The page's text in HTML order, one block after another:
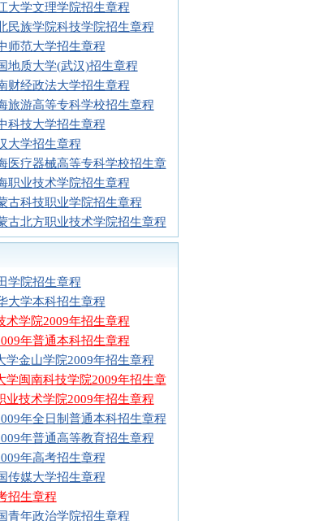
大学文理学院招生章程
民族学院科技学院招生章程
师范大学招生章程
地质大学(武汉)招生章程
财经政法大学招生章程
旅游高等专科学校招生章程
科技大学招生章程
大学招生章程
医疗器械高等专科学校招生章
职业技术学院招生章程
古科技职业学院招生章程
古北方职业技术学院招生章程
学院招生章程
大学本科招生章程
术学院2009年招生章程
年普通本科招生章程
学金山学院2009年招生章程
学闽南科技学院2009年招生章
业技术学院2009年招生章程
年全日制普通本科招生章程
年普通高等教育招生章程
年高考招生章程
传媒大学招生章程
招生章程
青年政治学院招生章程